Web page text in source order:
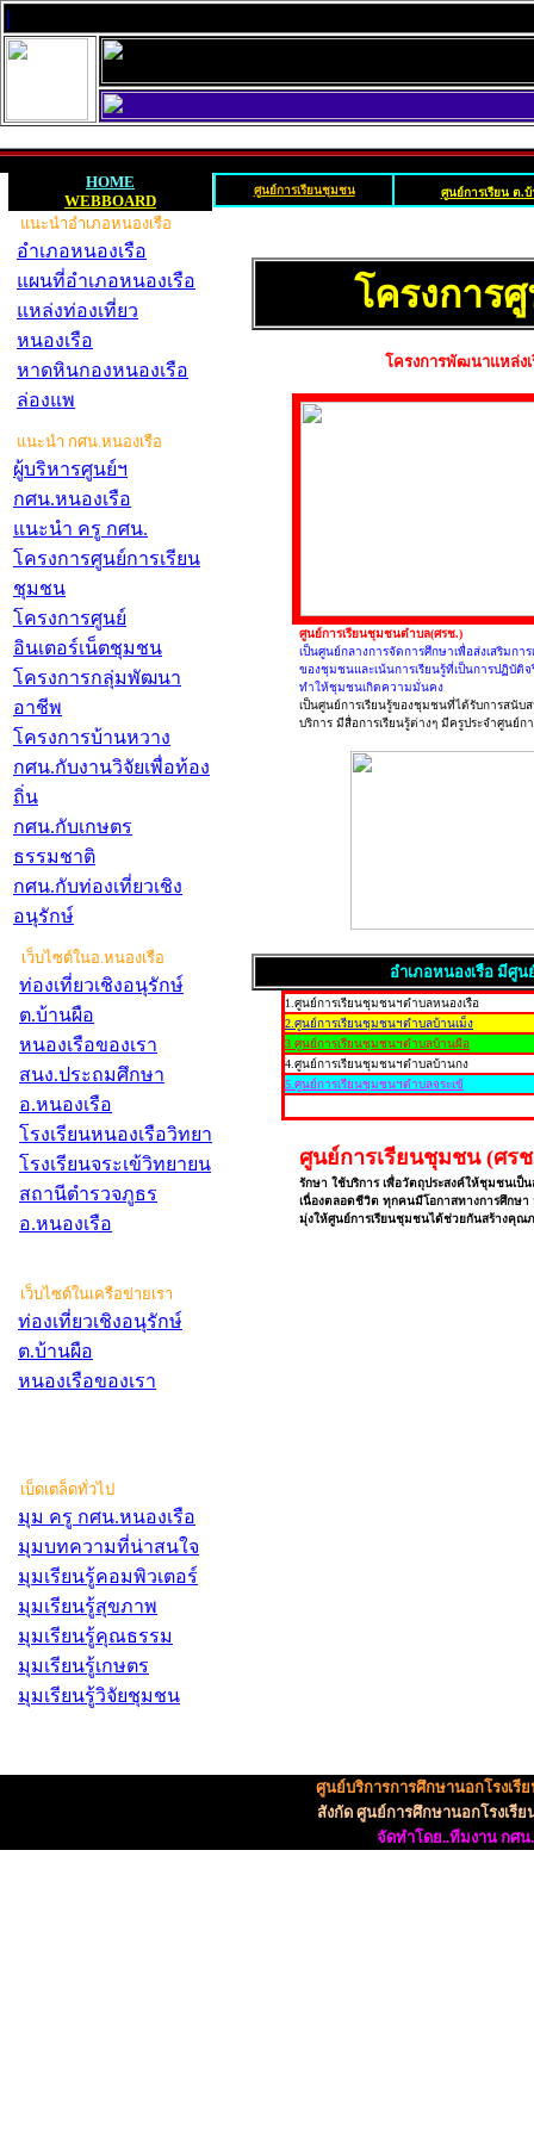
|
HOME
WEBBOARD
แนะนำอำเภอหนองเรือ
อำเภอหนองเรือ
แผนที่อำเภอหนองเรือ
แหล่งท่องเที่ยว
หนองเรือ
หาดหินกองหนองเรือ
ล่องแพ
แนะนำ กศน.หนองเรือ
ผู้บริหารศูนย์ฯ
กศน.หนองเรือ
แนะนำ ครู กศน.
โครงการศูนย์การเรียน
ชุมชน
โครงการศูนย์
อินเตอร์เน็ตชุมชน
โครงการกลุ่มพัฒนา
อาชีพ
โครงการบ้านหวาง
กศน.กับงานวิจัยเพื่อท้อง
ถิ่น
กศน.กับเกษตร
ธรรมชาติ
กศน.กับท่องเที่ยวเชิง
อนุรักษ์
เว็บไซต์ในอ.หนองเรือ
ท่องเที่ยวเชิงอนุรักษ์
ต.บ้านผือ
หนองเรือของเรา
สนง.ประถมศึกษา
อ.หนองเรือ
โรงเรียนหนองเรือวิทยา
โรงเรียนจระเข้วิทยายน
สถานีตำรวจภูธร
อ.หนองเรือ
เว็บไซต์ในเครือข่ายเรา
ท่องเที่ยวเชิงอนุรักษ์
ต.บ้านผือ
หนองเรือของเรา
เบ็ดเตล็ดทั่วไป
มุม ครู กศน.หนองเรือ
มุมบทความที่น่าสนใจ
มุมเรียนรู้คอมพิวเตอร์
มุมเรียนรู้สุขภาพ
มุมเรียนรู้คุณธรรม
มุมเรียนรู้เกษตร
มุมเรียนรู้วิจัยชุมชน
ศูนย์การเรียนชุมชน ศูนย์การเรียน ต.บ้
โครงการ
โครงการพัฒนาแหล่ง
ศูนย์การเรียนชุมชนตำบล(ศรช.)
เป็นศูนย์กลางการจัดการศึกษาเพื่อส่งเสริมก
ของชุมชนและเน้นการเรียนรู้ที่เป็นการปฏิบั
ทำให้ชุมชนเกิดความมั่นคง
เป็นศูนย์การเรียนรู้ของชุมชนที่ได้รับการสนั
บริการ มีสื่อการเรียนรู้ต่างๆ มีครูประจำศูนย์
อำเภอหนองเรือ มีศู
1.ศูนย์การเรียนชุมชนฯตำบลหนองเรือ
2.ศูนย์การเรียนชุมชนฯตำบลบ้านเม็ง
3.ศูนย์การเรียนชุมชนฯตำบลบ้านผือ
4.ศูนย์การเรียนชุมชนฯตำบลบ้านกง
5.ศูนย์การเรียนชุมชนฯตำบลจระเข้
ศูนย์การเรียนชุมชน (ศร
รักษา ใช้บริการ เพื่อวัตถุประสงค์ให้ชุมชนเป็
เนื่องตลอดชีวิต ทุกคนมีโอกาสทางการศึกษ
มุ่งให้ศูนย์การเรียนชุมชนได้ช่วยกันสร้างคุ
ศูนย์บริการการศึกษานอกโรงเรีย
สังกัด ศูนย์การศึกษานอกโรงเรี
จัดทำโดย..ทีมงาน กศน